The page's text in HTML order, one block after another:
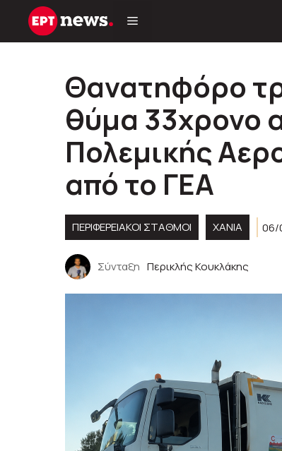
Μετάβαση
Θανατηφόρο
θύμα 33χρονο
Πολεμικής
από το ΓΕΑ
ΠΕΡΙΦΕΡΕΙΑΚΟΊ ΣΤΑΘΜΟΊ ΧΑΝΙΑ 06/
Σύνταξη Περικλής Κουκλάκης